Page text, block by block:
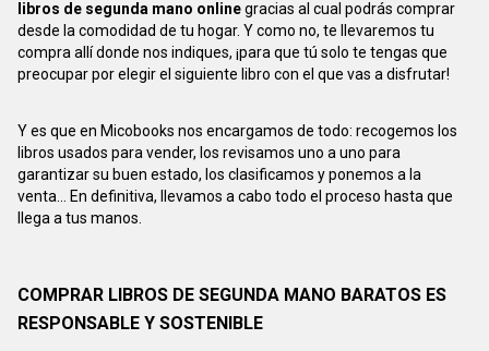
libros de segunda mano onlinegracias al cual podrás comprar
desde la comodidad de tu hogar. Y como no, te llevaremos tu
compra allí donde nos indiques, ¡para que tú solo te tengas que
preocupar por elegir el siguiente libro con el que vas a disfrutar!
Y es que en Micobooks nos encargamos de todo: recogemos los
libros usados para vender, los revisamos uno a uno para
garantizar su buen estado, los clasificamos y ponemos a la
venta... En definitiva, llevamos a cabo todo el proceso hasta que
llega a tus manos.
COMPRAR LIBROS DE SEGUNDA MANO BARATOS ES
RESPONSABLE Y SOSTENIBLE